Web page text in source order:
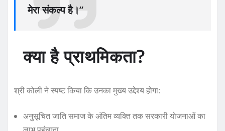
मेरा संकल्प है।”
क्या है प्राथमिकता?
श्री कोली ने स्पष्ट किया कि उनका मुख्य उद्देश्य होगा:
अनुसूचित जाति समाज के अंतिम व्यक्ति तक सरकारी योजनाओं का